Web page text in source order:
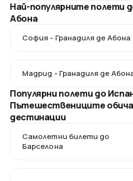
Най-популярните полети
Абона
София - Гранадиля де Абона
Мадрид - Гранадиля де
Популярни полети до
Пътешествениците
дестинации
Самолетни билети до
Барселона